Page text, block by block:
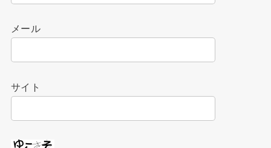
メール
サイト